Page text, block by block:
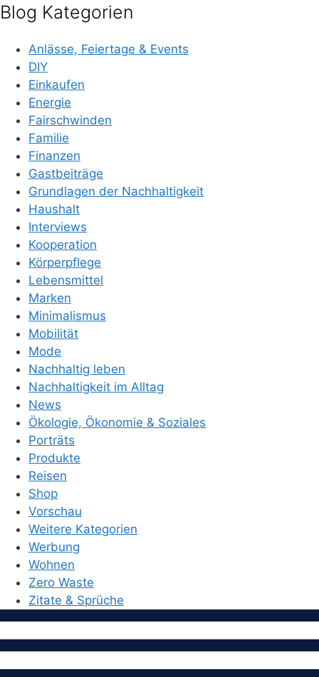
Blog Kategorien
Anlässe, Feiertage & Events
DIY
Einkaufen
Energie
Fairschwinden
Familie
Finanzen
Gastbeiträge
Grundlagen der Nachhaltigkeit
Haushalt
Interviews
Kooperation
Körperpflege
Lebensmittel
Marken
Minimalismus
Mobilität
Mode
Nachhaltig leben
Nachhaltigkeit im Alltag
News
Ökologie, Ökonomie & Soziales
Porträts
Produkte
Reisen
Shop
Vorschau
Weitere Kategorien
Werbung
Wohnen
Zero Waste
Zitate & Sprüche